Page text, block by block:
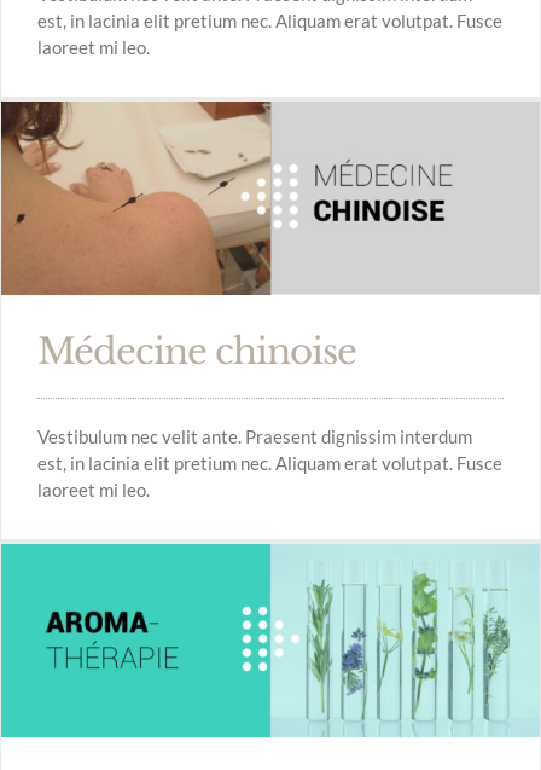
est, in lacinia elit pretium nec. Aliquam erat volutpat. Fusce
laoreet mi leo.
Médecine chinoise
Vestibulum nec velit ante. Praesent dignissim interdum
est, in lacinia elit pretium nec. Aliquam erat volutpat. Fusce
laoreet mi leo.